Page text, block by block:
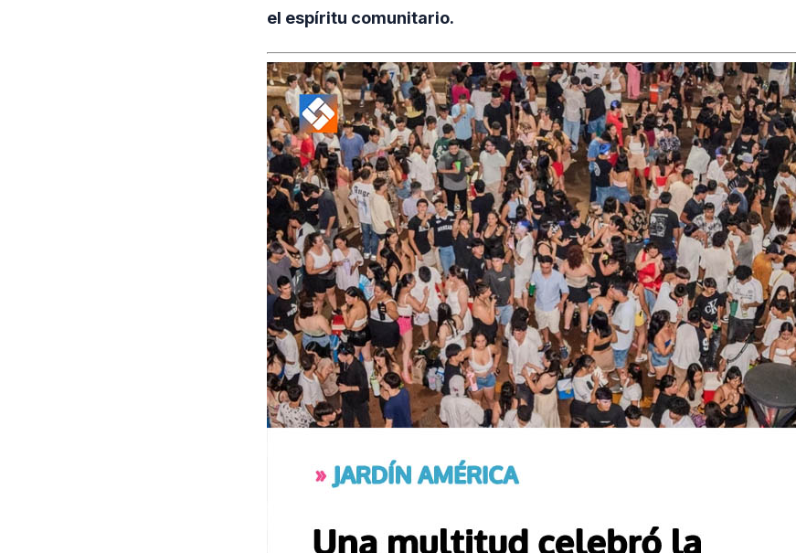
el espíritu comunitario.